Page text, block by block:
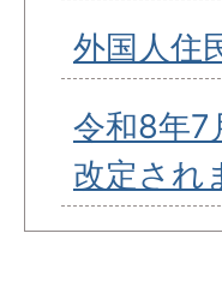
外国人住
令和8年7
改定され